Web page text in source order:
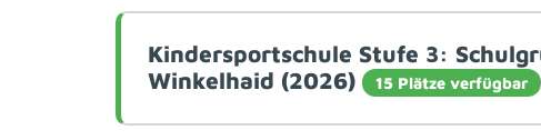
Kindersportschule Stufe 3:
Winkelhaid (2026)
15 Plätze verfügbar